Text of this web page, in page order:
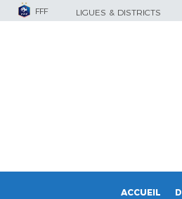
FFF LIGUES & DISTRICTS
ACCUEIL